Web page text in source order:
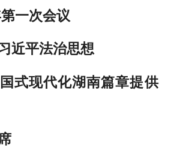
一次会议
近平法治思想
式现代化湖南篇章提供